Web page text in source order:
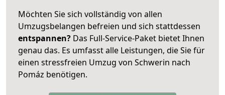
Möchten Sie sich vollständig von allen
Umzugsbelangen befreien und sich stattdessen
entspannen? Das Full-Service-Paket bietet Ihnen
genau das. Es umfasst alle Leistungen, die Sie für
einen stressfreien Umzug von Schwerin nach
Pomáz benötigen.